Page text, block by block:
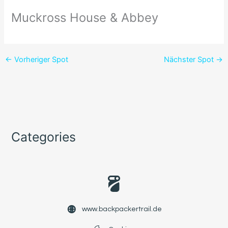
Muckross House & Abbey
← Vorheriger Spot Nächster Spot →
Categories
www.backpackertrail.de